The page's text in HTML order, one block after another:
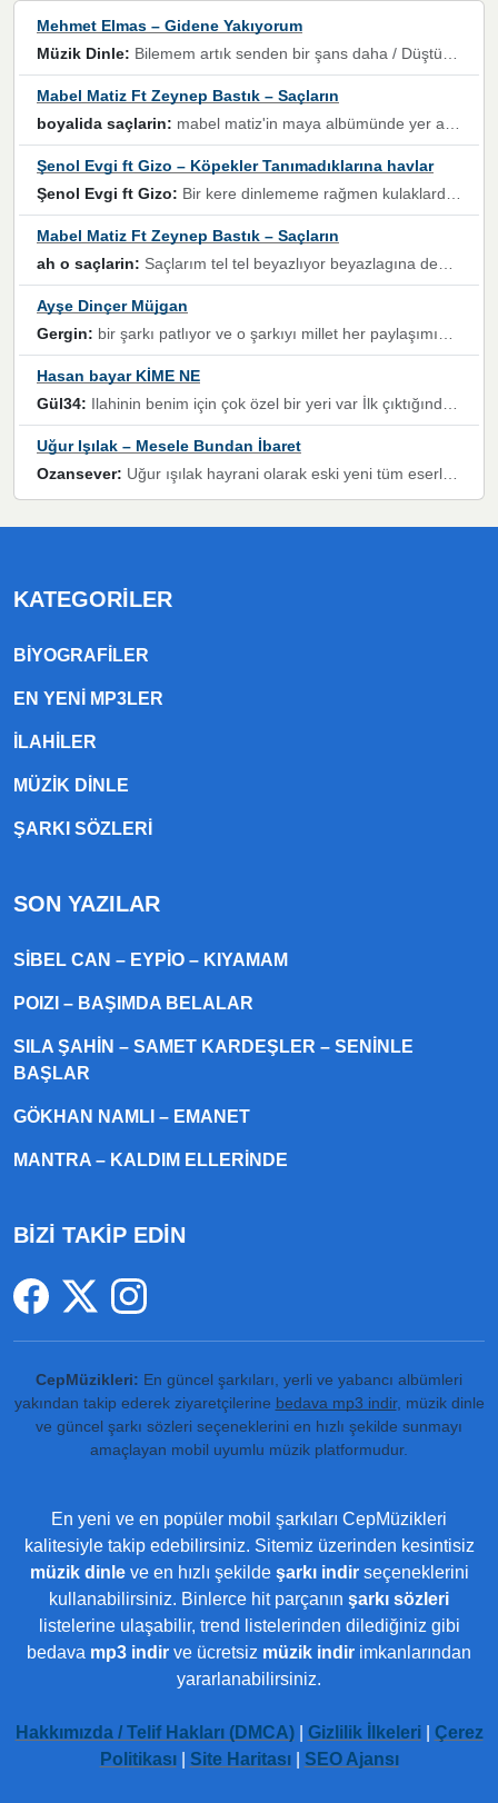
Mehmet Elmas – Gidene Yakıyorum
Müzik Dinle: Bilemem artık senden bir şans daha / Düştüğün zaman ben olmayacağım yanında” dizeleri, artık geçmişin tekrarına izin verilmeyeceğini, kişisel sınırların çizildiğini gösteriyor.
Mabel Matiz Ft Zeynep Bastık – Saçların
boyalida saçlarin: mabel matiz'in maya albümünde yer alan güzellerden. parça da şarkı hani! müzikal altyapısına vurulduğum, sözlerinde kaybolduğum bir parça olmuş.
Şenol Evgi ft Gizo – Köpekler Tanımadıklarına havlar
Şenol Evgi ft Gizo: Bir kere dinlememe rağmen kulaklardan gitmiyor sen sen sen sen kurban ol sen sen sen sen hayran ol yükses ses müzik dinleme sebebisiniz canlar bomba gibi patladınız maşallah
Mabel Matiz Ft Zeynep Bastık – Saçların
ah o saçlarin: Saçlarım tel tel beyazlıyor beyazlagına degil yanımda sen yoksun ona üzülüyorum günler bir bir geçiyor geçen günlere değil sensiz geçen günlere darılıyorum,Dinledikce asla kavusamayacagim ama asla unutamicagim sevdiğim adam için yanar içim
Ayşe Dinçer Müjgan
Gergin: bir şarkı patlıyor ve o şarkıyı millet her paylaşımın altına koyuyor ve öyle bir durum hal alıyor ki şarkıyı dinlemeden şarkıdan bikıyorsun Ama bu enteresan bir şekilde dillere dolanıyor millet olarak seviyoruz dertlerle boğuşurken bir yandan da göbek atmayi))) diyeceklerim bu kadar güzel hoş bir sayfa emeğinize sağlık arkadaşlar kolay gelsin
Hasan bayar KİME NE
Gül34: Ilahinin benim için çok özel bir yeri var İlk çıktığında komşum ne kadar yüksek sesle dinliyorsa orada duymuştum ve YouTube'dan aratıp Bu ilahiyi bulmuştum ve sonra müdavimi oldum günlük Ben de 3-5 kere dinleyip ezberleyip artık ilahiye bende eşlik ediyorum yüksek sesle Allah razı olsun hizmet nimettir Rabbim sizin zahmetlerinize de hayırlı nimetler versin Selam ve dua ile Allah'a emanet olun
Uğur Işılak – Mesele Bundan İbaret
Ozansever: Uğur ışılak hayrani olarak eski yeni tüm eserlerini keyifle huzurla dinleyenlerden birisiyim, emeğine saygı duyan gönül veren bunu en güzel şekilde sevenlerine ulaştıran siz değerli sayfa yöneticilerine de teşekkür ederim
KATEGORILER
BIYOGRAFILER
EN YENI MP3LER
ILAHILER
MÜZIK DINLE
ŞARKI SÖZLERI
SON YAZILAR
SIBEL CAN – EYPIO – KIYAMAM
POIZI – BAŞIMDA BELALAR
SILA ŞAHIN – SAMET KARDEŞLER – SENINLE
BAŞLAR
GÖKHAN NAMLI – EMANET
MANTRA – KALDIM ELLERINDE
BİZİ TAKİP EDİN
CepMüzikleri: En güncel şarkıları, yerli ve yabancı albümleri
yakından takip ederek ziyaretçilerine bedava mp3 indir, müzik dinle
ve güncel şarkı sözleri seçeneklerini en hızlı şekilde sunmayı
amaçlayan mobil uyumlu müzik platformudur.
En yeni ve en popüler mobil şarkıları CepMüzikleri
kalitesiyle takip edebilirsiniz. Sitemiz üzerinden kesintisiz
müzik dinleve en hızlı şekilde şarkı indirseçeneklerini
kullanabilirsiniz. Binlerce hit parçanın şarkı sözleri
listelerine ulaşabilir, trend listelerinden dilediğiniz gibi
bedava mp3 indir ve ücretsiz müzik indir imkanlarından
yararlanabilirsiniz.
Hakkımızda / Telif Hakları (DMCA)| Gizlilik İlkeleri| Çerez
Politikası| Site Haritası| SEO Ajansı